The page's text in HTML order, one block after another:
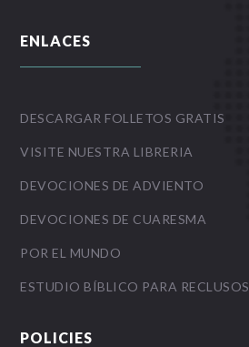
ENLACES
DESCARGAR FOLLETOS GRATIS
VISITE NUESTRA LIBRERIA
DEVOCIONES DE ADVIENTO
DEVOCIONES DE CUARESMA
POR EL MUNDO
ESTUDIO BÍBLICO PARA RECLUSOS
POLICIES